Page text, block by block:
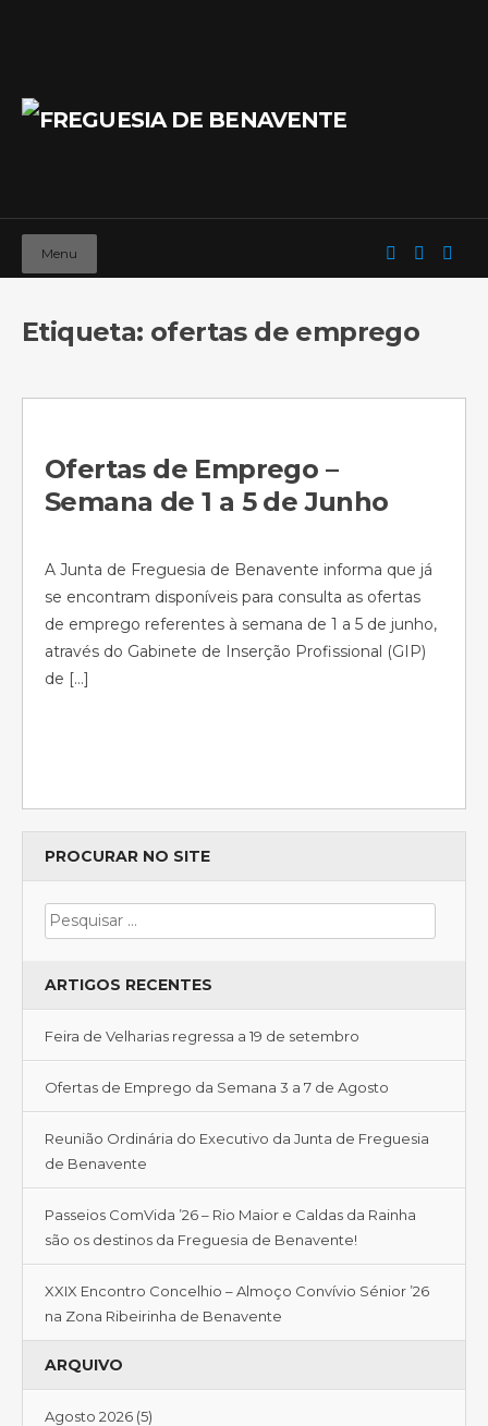
Menu
Etiqueta: ofertas de emprego
Ofertas de Emprego –
Semana de 1 a 5 de Junho
A Junta de Freguesia de Benavente informa que já
se encontram disponíveis para consulta as ofertas
de emprego referentes à semana de 1 a 5 de junho,
através do Gabinete de Inserção Profissional (GIP)
de […]
PROCURAR NO SITE
ARTIGOS RECENTES
Feira de Velharias regressa a 19 de setembro
Ofertas de Emprego da Semana 3 a 7 de Agosto
Reunião Ordinária do Executivo da Junta de Freguesia
de Benavente
Passeios ComVida ’26 – Rio Maior e Caldas da Rainha
são os destinos da Freguesia de Benavente!
XXIX Encontro Concelhio – Almoço Convívio Sénior ’26
na Zona Ribeirinha de Benavente
ARQUIVO
Agosto 2026 (5)